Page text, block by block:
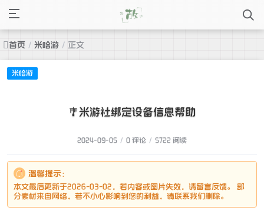
首页 / 米哈游 / 正文
米哈游
🎐米游社绑定设备信息帮助
2024-09-05 / 0 评论 / 5722 阅读
温馨提示：
本文最后更新于2026-03-02，若内容或图片失效，请留言反馈。 部
分素材来自网络，若不小心影响到您的利益，请联系我们删除。